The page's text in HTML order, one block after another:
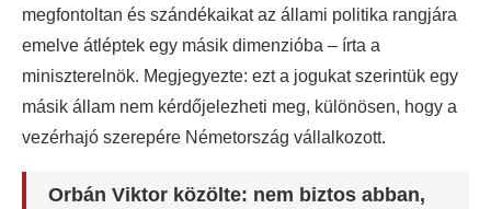
megfontoltan és szándékaikat az állami politika rangjára
emelve átléptek egy másik dimenzióba – írta a
miniszterelnök. Megjegyezte: ezt a jogukat szerintük egy
másik állam nem kérdőjelezheti meg, különösen, hogy a
vezérhajó szerepére Németország vállalkozott.
Orbán Viktor közölte: nem biztos abban,